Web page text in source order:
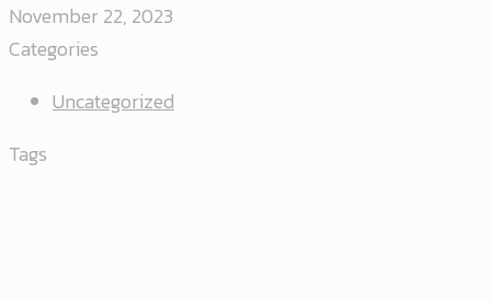
November 22, 2023
Categories
Uncategorized
Tags